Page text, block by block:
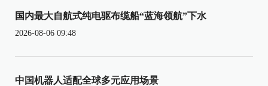
国内最大自航式纯电驱布缆船“蓝海领航”下水
2026-08-06 09:48
中国机器人适配全球多元应用场景